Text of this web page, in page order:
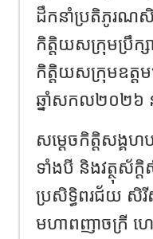
ដឹកនាំប្រតិភូរណសិ
កិត្តិយសក្រុមប្រឹក្
កិត្តិយសក្រុមឧត្តម
ឆ្នាំសកល២០២៦ ន
សម្តេចកិត្តិសង្
ទាំងបី និងវត្ថុស័ក្តិសិ
ប្រសិទ្ធិពរជ័យ សិ
មហាពញាចក្រី ហ